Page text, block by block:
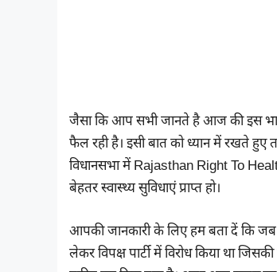
जैसा कि आप सभी जानते है आज की इस
फैल रही है। इसी बात को ध्यान में रखते हुए
विधानसभा में Rajasthan Right To
बेहतर स्वास्थ्य सुविधाएं प्राप्त हो।
आपकी जानकारी के लिए हम बता दें कि जब
लेकर विपक्ष पार्टी में विरोध किया था